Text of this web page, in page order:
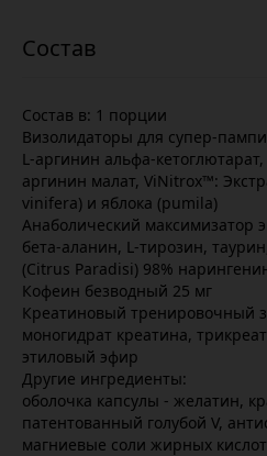
Состав в: 1 порции
Визолидаторы для супер-
L-аргинин альфа-
аргинин малат, ViNitrox™:
vinifera) и яблока (pumila)
Анаболический максимизатор
бета-аланин, L-тирозин,
(Citrus Paradisi) 98%
Кофеин безводный 25 мг
Креатиновый тренировочный
моногидрат креатина,
этиловый эфир
Другие ингредиенты:
оболочка капсулы - желатин,
патентованный голубой V,
магниевые соли жирных кислот